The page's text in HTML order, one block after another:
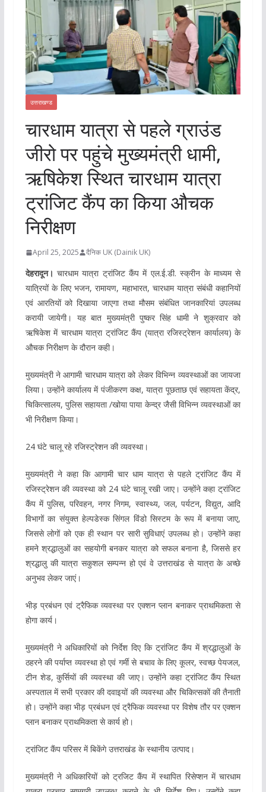
उत्तराखण्ड
चारधाम यात्रा से पहले ग्राउंड
जीरो पर पहुंचे मुख्यमंत्री धामी,
ऋषिकेश स्थित चारधाम यात्रा
ट्रांजिट कैंप का किया औचक
निरीक्षण
April 25, 2025 दैनिक UK (Dainik UK)
देहरादून। चारधाम यात्रा ट्रांजिट कैंप में एल.ई.डी. स्क्रीन के माध्यम से
यात्रियों के लिए भजन, रामायण, महाभारत, चारधाम यात्रा संबंधी कहानियों
एवं आरतियों को दिखाया जाएगा तथा मौसम संबंधित जानकारियां उपलब्ध
करायी जायेगी। यह बात मुख्यमंत्री पुष्कर सिंह धामी ने शुक्रवार को
ऋषिकेश में चारधाम यात्रा ट्रांजिट कैंप (यात्रा रजिस्ट्रेशन कार्यालय) के
औचक निरीक्षण के दौरान कही।
मुख्यमंत्री ने आगामी चारधाम यात्रा को लेकर विभिन्न व्यवस्थाओं का जायजा
लिया। उन्होंने कार्यालय में पंजीकरण कक्ष, यात्रा पूछताछ एवं सहायता केंद्र,
चिकित्सालय, पुलिस सहायता /खोया पाया केन्द्र जैसी विभिन्न व्यवस्थाओं का
भी निरीक्षण किया।
24 घंटे चालू रहे रजिस्ट्रेशन की व्यवस्था।
मुख्यमंत्री ने कहा कि आगामी चार धाम यात्रा से पहले ट्रांजिट कैंप में
रजिस्ट्रेशन की व्यवस्था को 24 घंटे चालू रखी जाए। उन्होंने कहा ट्रांजिट
कैंप में पुलिस, परिवहन, नगर निगम, स्वास्थ्य, जल, पर्यटन, विद्युत, आदि
विभागों का संयुक्त हेल्पडेस्क सिंगल विंडो सिस्टम के रूप में बनाया जाए,
जिससे लोगों को एक ही स्थान पर सारी सुविधाएं उपलब्ध हो। उन्होंने कहा
हमने श्रद्धालुओं का सहयोगी बनकर यात्रा को सफल बनाना है, जिससे हर
श्रद्धालु की यात्रा सकुशल सम्पन्न हो एवं वे उत्तराखंड से यात्रा के अच्छे
अनुभव लेकर जाएं।
भीड़ प्रबंधन एवं ट्रैफिक व्यवस्था पर एक्शन प्लान बनाकर प्राथमिकता से
होगा कार्य।
मुख्यमंत्री ने अधिकारियों को निर्देश दिए कि ट्रांजिट कैंप में श्रद्धालुओं के
ठहरने की पर्याप्त व्यवस्था हो एवं गर्मी से बचाव के लिए कूलर, स्वच्छ पेयजल,
टीन शेड, कुर्सियों की व्यवस्था की जाए। उन्होंने कहा ट्रांजिट कैंप स्थित
अस्पताल में सभी प्रकार की दवाइयों की व्यवस्था और चिकित्सकों की तैनाती
हो। उन्होंने कहा भीड़ प्रबंधन एवं ट्रैफिक व्यवस्था पर विशेष तौर पर एक्शन
प्लान बनाकर प्राथमिकता से कार्य हो।
ट्रांजिट कैंप परिसर में बिकेंगे उत्तराखंड के स्थानीय उत्पाद।
मुख्यमंत्री ने अधिकारियों को ट्रजिट कैंप में स्थापित रिसेप्शन में चारधाम